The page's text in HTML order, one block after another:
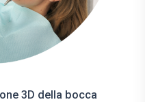
3D della bocca